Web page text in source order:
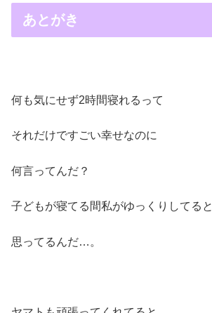
あとがき
何も気にせず2時間寝れるって
それだけですごい幸せなのに
何言ってんだ？
子どもが寝てる間私がゆっくりしてると
思ってるんだ…。